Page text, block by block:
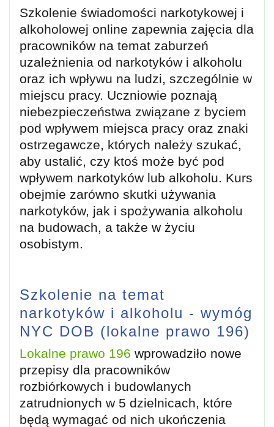
Szkolenie świadomości narkotykowej i
alkoholowej online zapewnia zajęcia dla
pracowników na temat zaburzeń
uzależnienia od narkotyków i alkoholu
oraz ich wpływu na ludzi, szczególnie w
miejscu pracy. Uczniowie poznają
niebezpieczeństwa związane z byciem
pod wpływem miejsca pracy oraz znaki
ostrzegawcze, których należy szukać,
aby ustalić, czy ktoś może być pod
wpływem narkotyków lub alkoholu. Kurs
obejmie zarówno skutki używania
narkotyków, jak i spożywania alkoholu
na budowach, a także w życiu
osobistym.
Szkolenie na temat
narkotyków i alkoholu - wymóg
NYC DOB (lokalne prawo 196)
Lokalne prawo 196 wprowadziło nowe
przepisy dla pracowników
rozbiórkowych i budowlanych
zatrudnionych w 5 dzielnicach, które
będą wymagać od nich ukończenia